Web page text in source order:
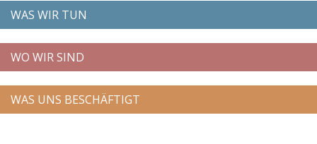
WAS WIR TUN
WO WIR SIND
WAS UNS BESCHÄFTIGT